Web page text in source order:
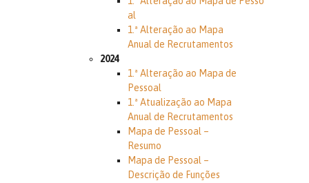
al
1.ª Alteração ao Mapa
Anual de Recrutamentos
2024
1.ª Alteração ao Mapa de
Pessoal
1.ª Atualização ao Mapa
Anual de Recrutamentos
Mapa de Pessoal –
Resumo
Mapa de Pessoal –
Descrição de Funções